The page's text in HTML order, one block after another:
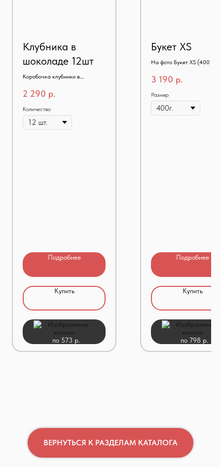
Клубника в
шоколаде 12шт
Коробочка клубники в
2 290 р.
Количество
Подробнее
Купить
по 573 р.
Букет XS
На фото Букет XS (400 гр.)
3 190 р.
Размер
Подробнее
Купить
по 798 р.
ВЕРНУТЬСЯ К РАЗДЕЛАМ КАТАЛОГА